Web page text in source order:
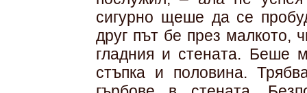
сигурно щеше да се
друг път бе през малкото,
гладния и стената. Беше
стъпка и половина.